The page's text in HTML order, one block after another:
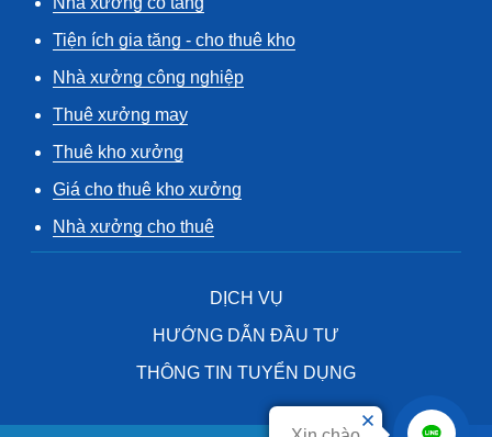
Tiện ích gia tăng - cho thuê kho
Nhà xưởng công nghiệp
Thuê xưởng may
Thuê kho xưởng
Giá cho thuê kho xưởng
Nhà xưởng cho thuê
DỊCH VỤ
HƯỚNG DẪN ĐẦU TƯ
THÔNG TIN TUYỂN DỤNG